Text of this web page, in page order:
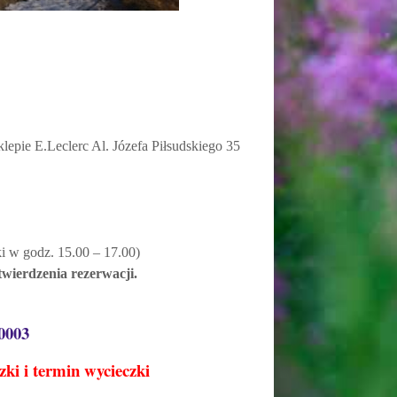
E.Leclerc Al. Józefa Piłsudskiego 35
w godz. 15.00 – 17.00)
rezerwacji.
i termin wycieczki